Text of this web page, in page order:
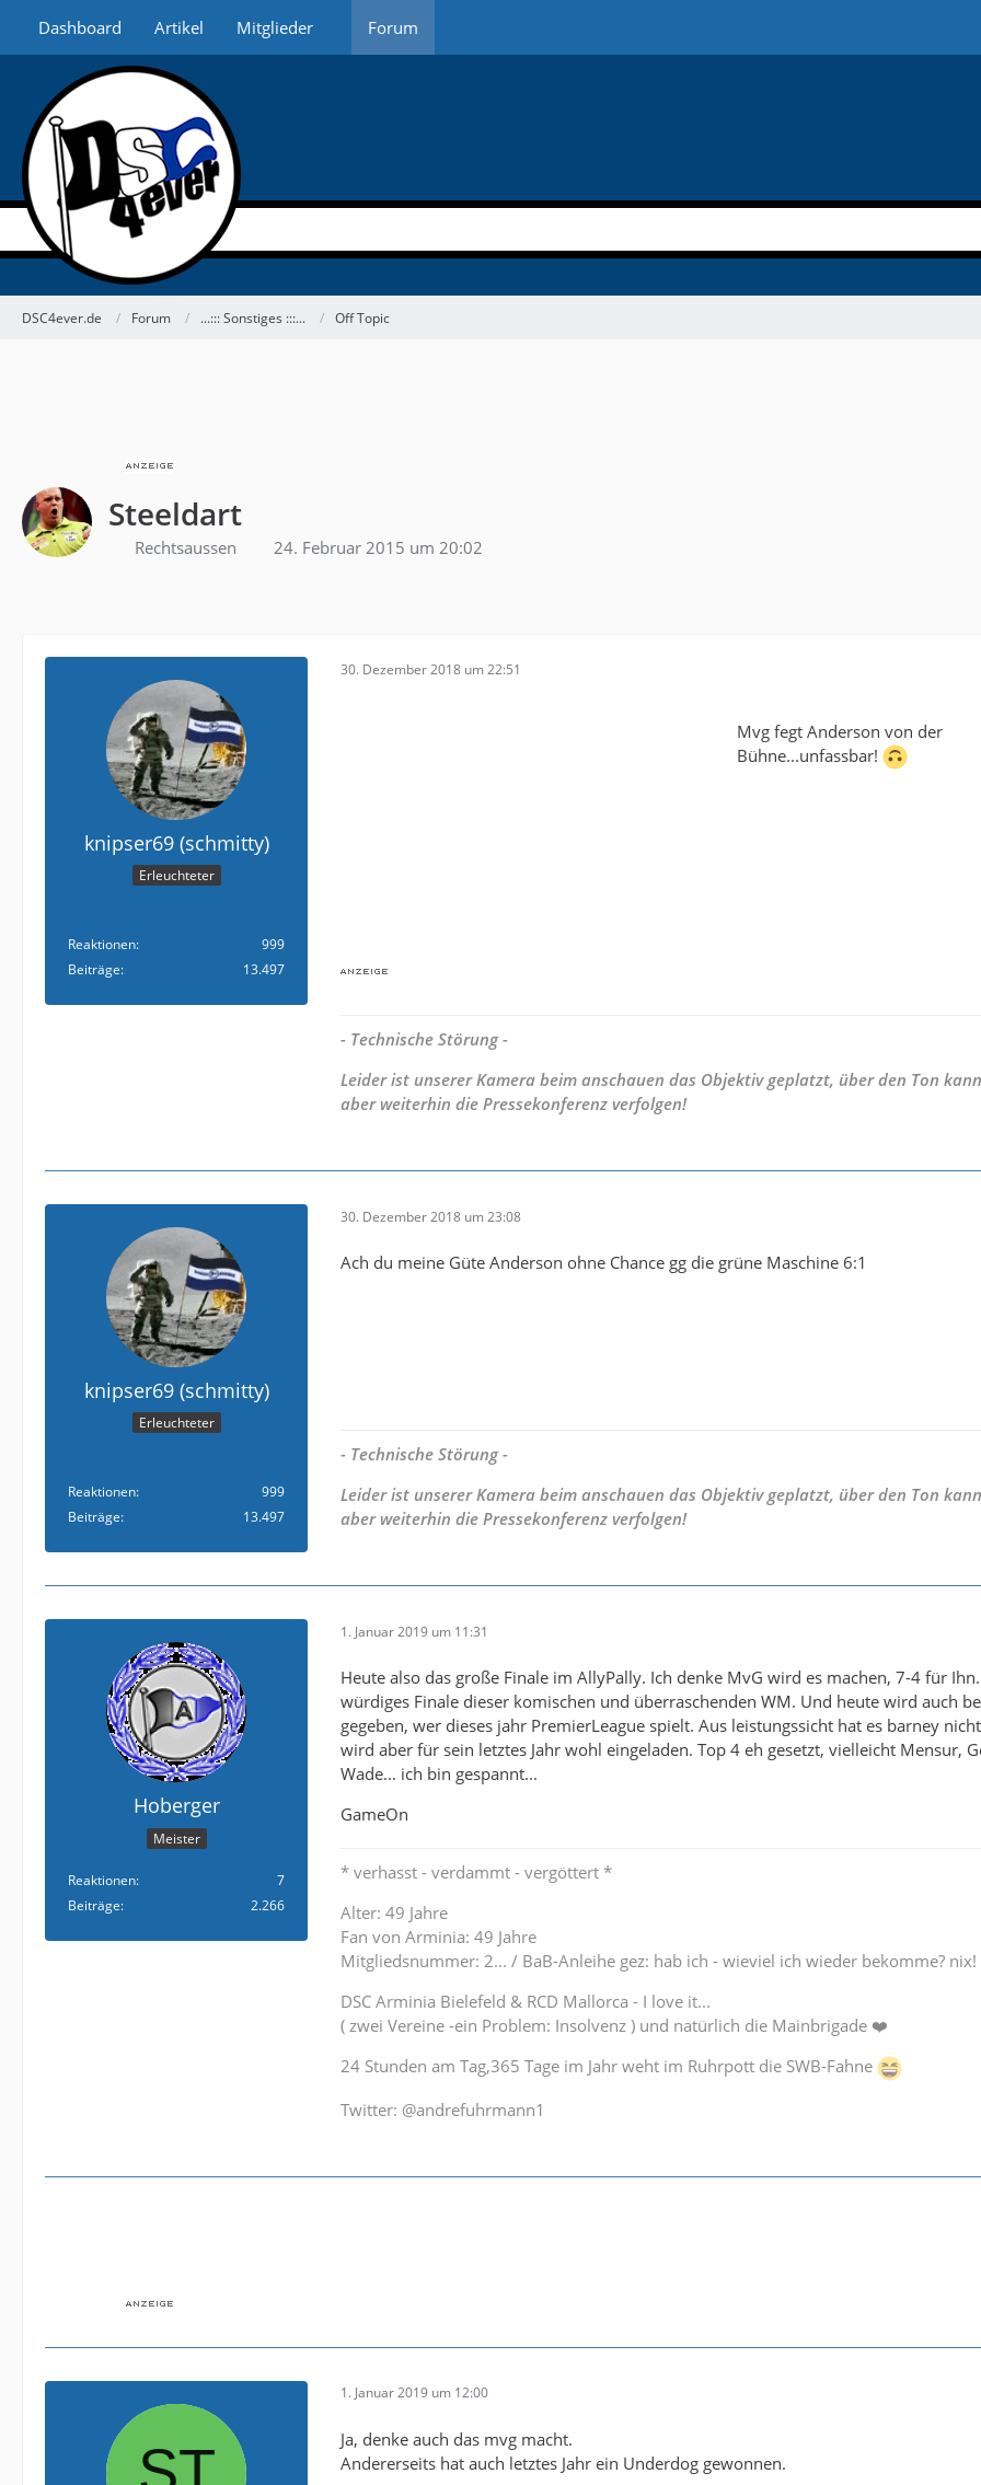
Dashboard Artikel Mitglieder Forum
DSC4ever.de Forum ...::: Sonstiges :::... Off Topic
Steeldart
Rechtsaussen 24. Februar 2015 um 20:02
knipser69 (schmitty)
Erleuchteter
Reaktionen
999
Beiträge
13.497
30. Dezember 2018 um 22:51
Mvg fegt Anderson von der
Bühne...unfassbar!
- Technische Störung -
Leider ist unserer Kamera beim anschauen das Objektiv geplatzt, über den Ton
aber weiterhin die Pressekonferenz verfolgen!
knipser69 (schmitty)
Erleuchteter
Reaktionen
999
Beiträge
13.497
30. Dezember 2018 um 23:08
Ach du meine Güte Anderson ohne Chance gg die grüne Maschine 6:1
- Technische Störung -
Leider ist unserer Kamera beim anschauen das Objektiv geplatzt, über den Ton
aber weiterhin die Pressekonferenz verfolgen!
Hoberger
Meister
Reaktionen
7
Beiträge
2.266
1. Januar 2019 um 11:31
Heute also das große Finale im AllyPally. Ich denke MvG wird es machen, 7-4 für
würdiges Finale dieser komischen und überraschenden WM. Und heute wird auch
gegeben, wer dieses jahr PremierLeague spielt. Aus leistungssicht hat es barney
wird aber für sein letztes Jahr wohl eingeladen. Top 4 eh gesetzt, vielleicht Mensur,
Wade... ich bin gespannt...
GameOn
* verhasst - verdammt - vergöttert *
Alter: 49 Jahre
Fan von Arminia: 49 Jahre
Mitgliedsnummer: 2... / BaB-Anleihe gez: hab ich - wieviel ich wieder bekomme? nix!
DSC Arminia Bielefeld & RCD Mallorca - I love it...
( zwei Vereine -ein Problem: Insolvenz ) und natürlich die Mainbrigade ❤️
24 Stunden am Tag,365 Tage im Jahr weht im Ruhrpott die SWB-Fahne
Twitter: @andrefuhrmann1
1. Januar 2019 um 12:00
Ja, denke auch das mvg macht.
Andererseits hat auch letztes Jahr ein Underdog gewonnen.